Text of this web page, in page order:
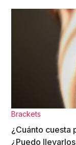
Brackets
¿Cuánto cuesta
¿Puedo